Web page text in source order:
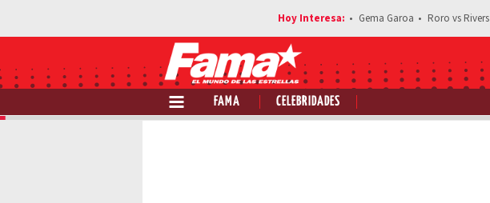
Gema Garoa Roro vs Rivers
FAMA CELEBRIDADES